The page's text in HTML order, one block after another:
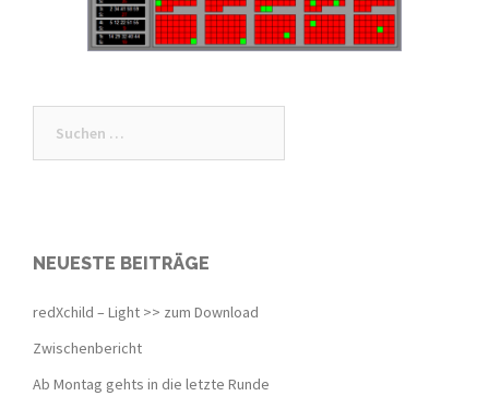
nach:
NEUESTE BEITRÄGE
redXchild – Light >> zum Download
Zwischenbericht
Ab Montag gehts in die letzte Runde